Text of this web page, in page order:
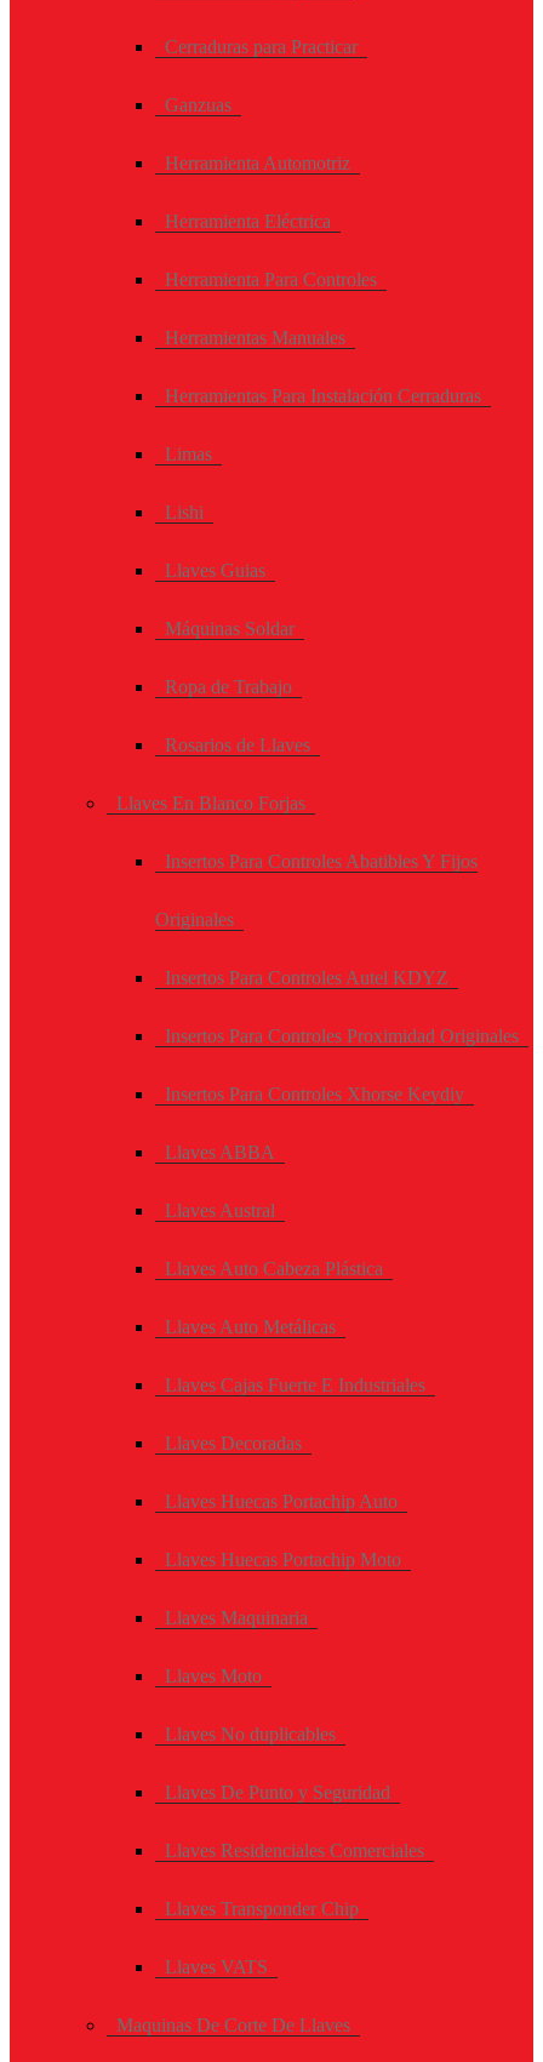
Cerraduras para Practicar
Ganzuas
Herramienta Automotriz
Herramienta Eléctrica
Herramienta Para Controles
Herramientas Manuales
Herramientas Para Instalación Cerraduras
Limas
Lishi
Llaves Guias
Máquinas Soldar
Ropa de Trabajo
Rosarios de Llaves
Llaves En Blanco Forjas
Insertos Para Controles Abatibles Y Fijos
Originales
Insertos Para Controles Autel KDYZ
Insertos Para Controles Proximidad Originales
Insertos Para Controles Xhorse Keydiy
Llaves ABBA
Llaves Austral
Llaves Auto Cabeza Plástica
Llaves Auto Metálicas
Llaves Cajas Fuerte E Industriales
Llaves Decoradas
Llaves Huecas Portachip Auto
Llaves Huecas Portachip Moto
Llaves Maquinaria
Llaves Moto
Llaves No duplicables
Llaves De Punto y Seguridad
Llaves Residenciales Comerciales
Llaves Transponder Chip
Llaves VATS
Maquinas De Corte De Llaves